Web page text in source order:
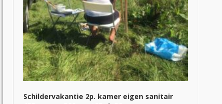
Schildervakantie 2p. kamer eigen sanitair